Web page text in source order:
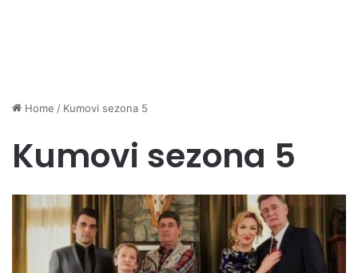
Home / Kumovi sezona 5
Kumovi sezona 5